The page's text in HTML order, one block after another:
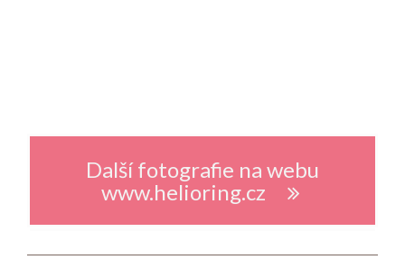
Další fotografie na webu
www.helioring.cz